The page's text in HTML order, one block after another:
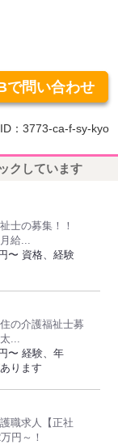
で問い合わせ
：3773-ca-f-sy-kyo
クしています
士の募集！！
給...
〜 資格、経験
の介護福祉士募
...
〜 経験、年
ります
職求人【正社
円～！